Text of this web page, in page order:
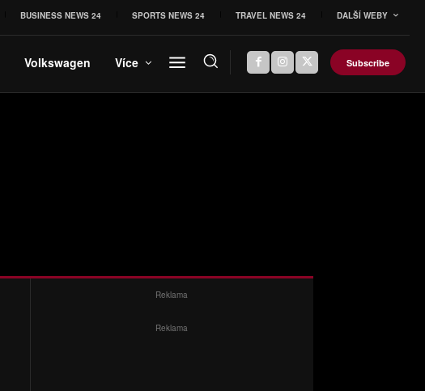
BUSINESS NEWS 24 SPORTS NEWS 24 TRAVEL NEWS 24 DALŠÍ WEBY
Volkswagen Více Subscribe
Reklama
Reklama